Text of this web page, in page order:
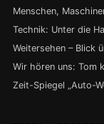
Menschen,
Technik: Unter die
Weitersehen – Blick
Wir hören uns: Tom
Zeit-Spiegel „Auto-